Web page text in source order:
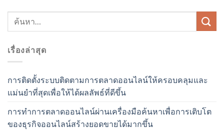
เรื่องล่าสุด
การติดตั้งระบบติดตามการตลาดออนไลน์ให้ครอบคลุมและ
แม่นยำที่สุดเพื่อให้ได้ผลลัพธ์ที่ดีขึ้น
การทำการตลาดออนไลน์ผ่านเครื่องมือค้นหาเพื่อการเติบโต
ของธุรกิจออนไลน์สร้างยอดขายได้มากขึ้น